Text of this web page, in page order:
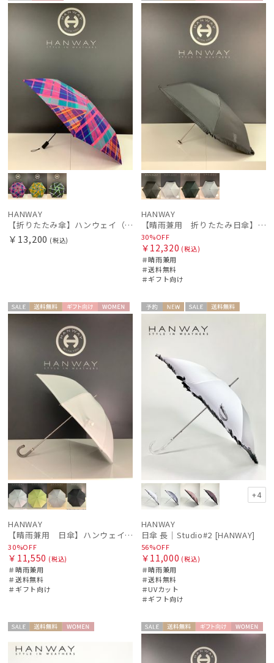
再入 WOME
HANWAY
【折りたたみ傘】ハンウェイ（ＨＡＮＷＡＹ） Check&Check（チェック＆チェック）
￥13,200 (税込)
セー 送料無 ギフト
向け
WOME
HANWAY
【晴雨兼用 折りたたみ日傘】ハンウェイ（ＨＡＮＷＡＹ）Eyelashes frill（アイラッシュ・フリル）
30%OFF
￥12,320 (税込)
＃晴雨兼用
＃送料無料
＃ギフト向け
セー 送料無 ギフト
向け
WOME
HANWAY
【晴雨兼用 日傘】ハンウェイ（ＨＡＮＷＡＹ）Liner ribbon（ライナー・リボン)
30%OFF
￥11,550 (税込)
＃晴雨兼用
＃送料無料
＃ギフト向け
予約 NEWセー
ル
送料無
料
ギフト
向け
WOME
N
+4
HANWAY
日傘 長｜Studio#2 [HANWAY]
56%OFF
￥11,000 (税込)
＃晴雨兼用
＃送料無料
＃UVカット
＃ギフト向け
ル
料
N
セー
ル
送料無 ギフト
向け
WOME